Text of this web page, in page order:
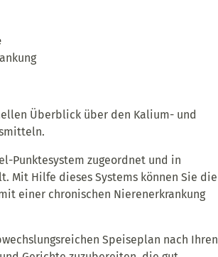
Überblick über den Kalium- und
Punktesystem zugeordnet und in
Mit Hilfe dieses Systems können Sie die
einer chronischen Nierenerkrankung
Speiseplan nach Ihren